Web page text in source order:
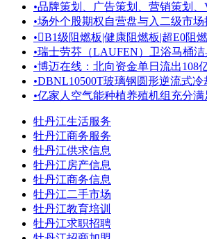
•品牌策划、广告策划、营销策划、
•场外个股期权自营盘与入二级市场
•B1级阻燃板|健康阻燃板|超E0阻
•瑞士劳芬（LAUFEN）卫浴马桶
•博迈在线：北向资金单日流出108
•DBNL10500T玻璃钢圆形逆流式冷
•亿家人空气能种植养殖机组充分满
牡丹江生活服务
牡丹江商务服务
牡丹江供求信息
牡丹江房产信息
牡丹江商务信息
牡丹江二手市场
牡丹江教育培训
牡丹江求职招聘